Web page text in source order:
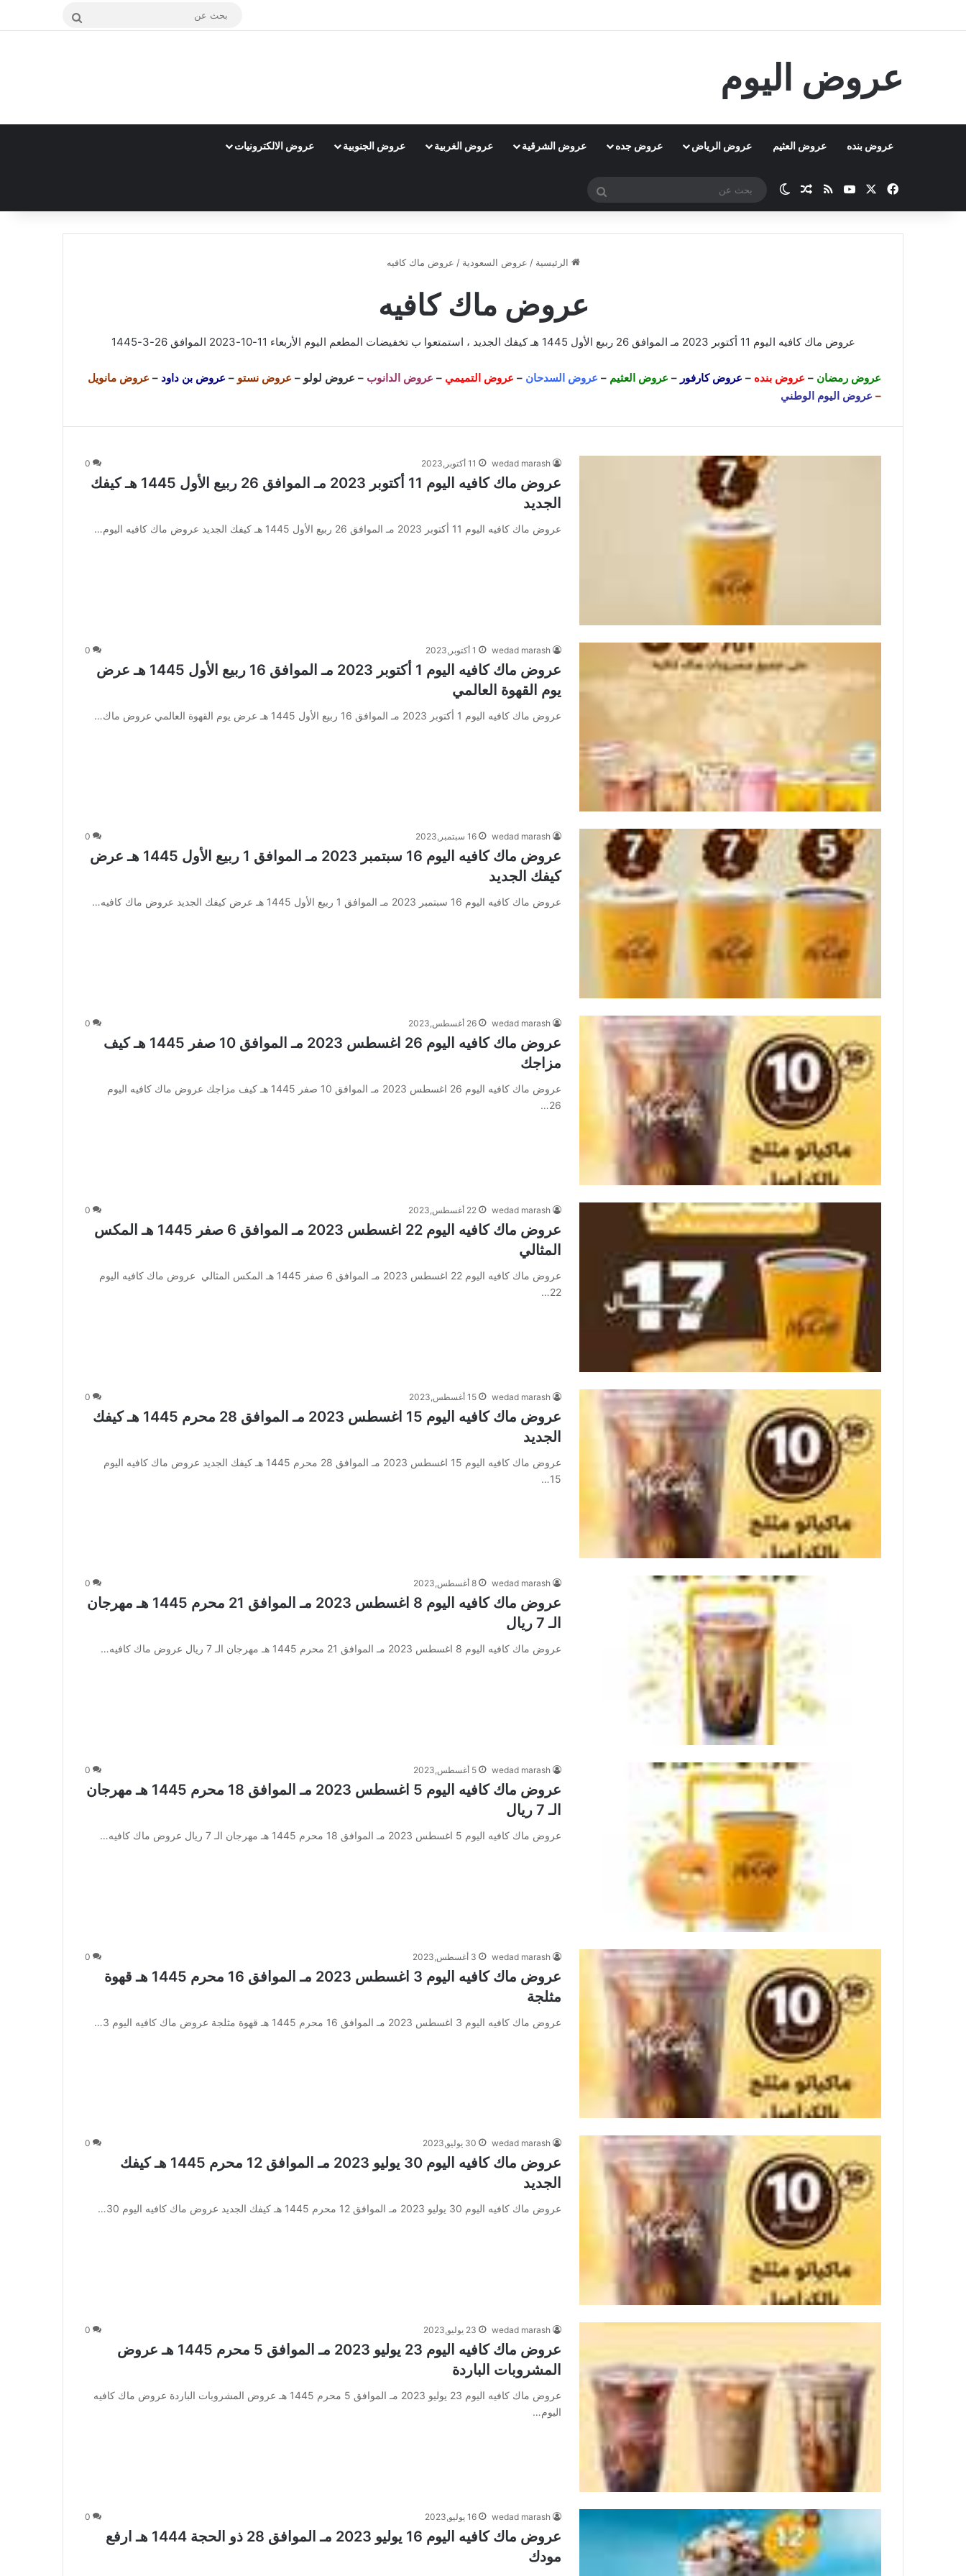
بحث
عروض اليوم
عروض بنده عروض العثيم عروض الرياض عروض جده عروض الشرقية عروض الغربية عروض الجنوبية عروض الالكترونيات
فيسبوك ‫YouTubeملخص الموقع RSS
مقال عشوائي
الوضع المظلم
بحث
الرئيسية / عروض السعودية / عروض ماك كافيه
عروض ماك كافيه
عروض ماك كافيه اليوم 11 أكتوبر 2023 مـ الموافق 26 ربيع الأول 1445 هـ كيفك الجديد ، استمتعوا ب تخفيضات المطعم اليوم الأربعاء 11-10-2023 الموافق 26-3-1445
عروض رمضان – عروض بنده – عروض كارفور – عروض العثيم – عروض السدحان – عروض التميمي – عروض الدانوب – عروض لولو – عروض نستو – عروض بن داود – عروض مانويل
– عروض اليوم الوطني
wedad marash 11 أكتوبر,2023 0
عروض ماك كافيه اليوم 11 أكتوبر 2023 مـ الموافق 26 ربيع الأول 1445 هـ كيفك
الجديد
عروض ماك كافيه اليوم 11 أكتوبر 2023 مـ الموافق 26 ربيع الأول 1445 هـ كيفك الجديد عروض ماك كافيه اليوم…
wedad marash 1 أكتوبر,2023 0
عروض ماك كافيه اليوم 1 أكتوبر 2023 مـ الموافق 16 ربيع الأول 1445 هـ عرض
يوم القهوة العالمي
عروض ماك كافيه اليوم 1 أكتوبر 2023 مـ الموافق 16 ربيع الأول 1445 هـ عرض يوم القهوة العالمي عروض ماك…
wedad marash 16 سبتمبر,2023 0
عروض ماك كافيه اليوم 16 سبتمبر 2023 مـ الموافق 1 ربيع الأول 1445 هـ عرض
كيفك الجديد
عروض ماك كافيه اليوم 16 سبتمبر 2023 مـ الموافق 1 ربيع الأول 1445 هـ عرض كيفك الجديد عروض ماك كافيه…
wedad marash 26 أغسطس,2023 0
عروض ماك كافيه اليوم 26 اغسطس 2023 مـ الموافق 10 صفر 1445 هـ كيف
مزاجك
عروض ماك كافيه اليوم 26 اغسطس 2023 مـ الموافق 10 صفر 1445 هـ كيف مزاجك عروض ماك كافيه اليوم
26…
wedad marash 22 أغسطس,2023 0
عروض ماك كافيه اليوم 22 اغسطس 2023 مـ الموافق 6 صفر 1445 هـ المكس
المثالي
عروض ماك كافيه اليوم 22 اغسطس 2023 مـ الموافق 6 صفر 1445 هـ المكس المثالي عروض ماك كافيه اليوم
22…
wedad marash 15 أغسطس,2023 0
عروض ماك كافيه اليوم 15 اغسطس 2023 مـ الموافق 28 محرم 1445 هـ كيفك
الجديد
عروض ماك كافيه اليوم 15 اغسطس 2023 مـ الموافق 28 محرم 1445 هـ كيفك الجديد عروض ماك كافيه اليوم
15…
wedad marash 8 أغسطس,2023 0
عروض ماك كافيه اليوم 8 اغسطس 2023 مـ الموافق 21 محرم 1445 هـ مهرجان
الـ 7 ريال
عروض ماك كافيه اليوم 8 اغسطس 2023 مـ الموافق 21 محرم 1445 هـ مهرجان الـ 7 ريال عروض ماك كافيه…
wedad marash 5 أغسطس,2023 0
عروض ماك كافيه اليوم 5 اغسطس 2023 مـ الموافق 18 محرم 1445 هـ مهرجان
الـ 7 ريال
عروض ماك كافيه اليوم 5 اغسطس 2023 مـ الموافق 18 محرم 1445 هـ مهرجان الـ 7 ريال عروض ماك كافيه…
wedad marash 3 أغسطس,2023 0
عروض ماك كافيه اليوم 3 اغسطس 2023 مـ الموافق 16 محرم 1445 هـ قهوة
مثلجة
عروض ماك كافيه اليوم 3 اغسطس 2023 مـ الموافق 16 محرم 1445 هـ قهوة مثلجة عروض ماك كافيه اليوم 3…
wedad marash 30 يوليو,2023 0
عروض ماك كافيه اليوم 30 يوليو 2023 مـ الموافق 12 محرم 1445 هـ كيفك
الجديد
عروض ماك كافيه اليوم 30 يوليو 2023 مـ الموافق 12 محرم 1445 هـ كيفك الجديد عروض ماك كافيه اليوم 30…
wedad marash 23 يوليو,2023 0
عروض ماك كافيه اليوم 23 يوليو 2023 مـ الموافق 5 محرم 1445 هـ عروض
المشروبات الباردة
عروض ماك كافيه اليوم 23 يوليو 2023 مـ الموافق 5 محرم 1445 هـ عروض المشروبات الباردة عروض ماك كافيه
اليوم…
wedad marash 16 يوليو,2023 0
عروض ماك كافيه اليوم 16 يوليو 2023 مـ الموافق 28 ذو الحجة 1444 هـ ارفع
مودك